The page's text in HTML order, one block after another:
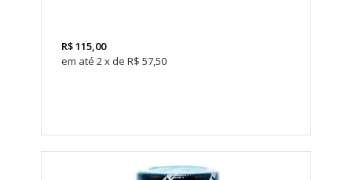
R$115,00
2x de R$ 57,50